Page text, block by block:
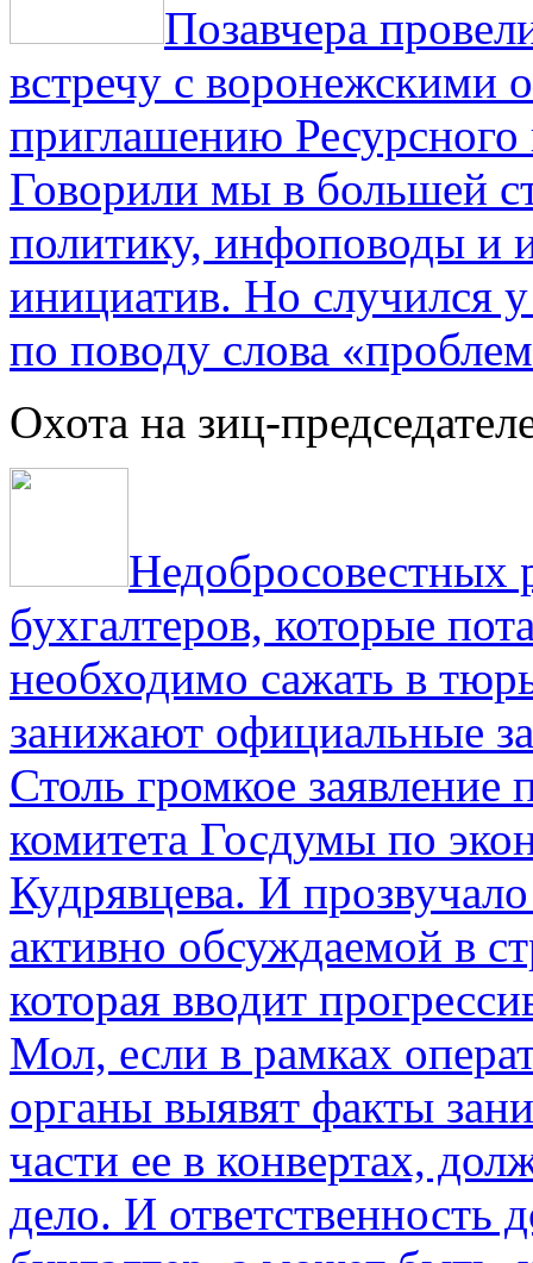
Позавчера
встречу с воронежскими
приглашению
Говорили мы в большей
политику, инфоповоды
инициатив. Но случился
по поводу слова
Охота на зиц-
Недобросовестных
бухгалтеров, которые
необходимо сажать в
занижают официальные
Столь громкое заявление
комитета Госдумы по
Кудрявцева. И
активно обсуждаемой в
которая вводит
Мол, если в рамках
органы выявят факты
части ее в конвертах,
дело. И ответственность